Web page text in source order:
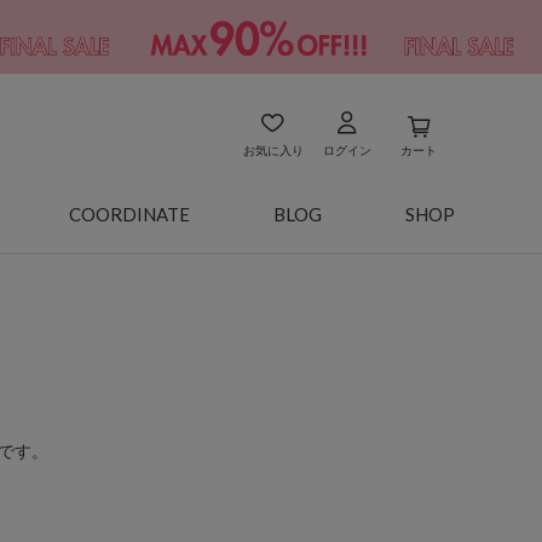
お気に入り ログイン カート
COORDINATE BLOG SHOP
す。